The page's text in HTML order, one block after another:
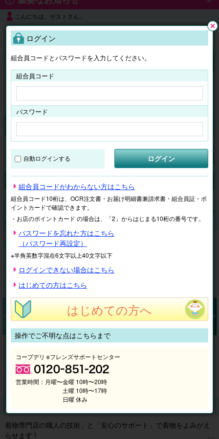
こんにちは、ゲストさん。
よくある質問
ログイン
くらしのサービス マイページ
検索
くらしのサービス 宅配のクリーニング
【宅配】きもの
のお手入れ ( クリーニング・仕立て直し )
【宅配】きもののお手入れ ( クリーニング・仕立て直し )
着物専門店の職人の技術」と「安心のサポート」で着物をよみがえ
らせます !
ログイン
組合員コードとパスワードを入力してください。
組合員コード
パスワード
自動ログインする ログイン
組合員コードがわからない方はこちら
組合員コード10桁は、OCR注文書・お届け明細書兼請求書・組合員証・ポ
イントカードで確認できます。
・お店のポイントカード の場合は、「2」からはじまる10桁の番号です。
パスワードを忘れた方はこちら
（パスワード再設定）
※半角英数字混在6文字以上40文字以下
ログインできない場合はこちら
はじめての方はこちら
はじめての方へ
操作でご不明な点はこちらまで
コープデリ eフレンズサポートセンター
営業時間： 月曜〜金曜 10時〜20時
土曜 10時〜17時
日曜 休み